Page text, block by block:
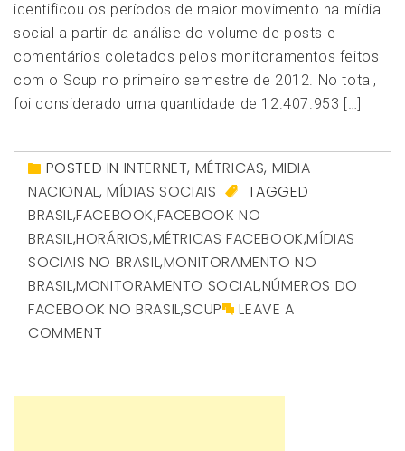
identificou os períodos de maior movimento na mídia
social a partir da análise do volume de posts e
comentários coletados pelos monitoramentos feitos
com o Scup no primeiro semestre de 2012. No total,
foi considerado uma quantidade de 12.407.953 […]
POSTED IN INTERNET, MÉTRICAS, MIDIA
NACIONAL,MÍDIAS SOCIAIS
TAGGED
BRASIL,FACEBOOK,FACEBOOK NO
BRASIL,HORÁRIOS,MÉTRICAS FACEBOOK,MÍDIAS
SOCIAIS NO BRASIL,MONITORAMENTO NO
BRASIL,MONITORAMENTO SOCIAL,NÚMEROS DO
FACEBOOK NO BRASIL,SCUP
LEAVE A
COMMENT